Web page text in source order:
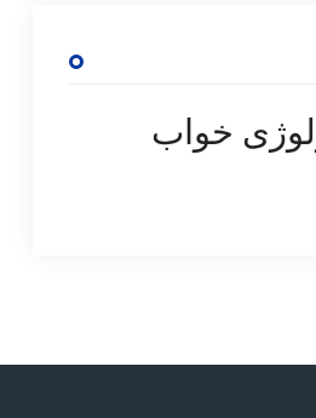
خواب